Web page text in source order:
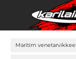
Maritim